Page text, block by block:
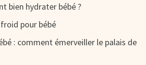
bien hydrater bébé ?
pour bébé
: comment émerveiller le palais de